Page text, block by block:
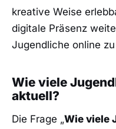
kreative Weise
digitale Präsenz
Jugendliche online
Wie viele
aktuell?
Die Frage „Wie viele